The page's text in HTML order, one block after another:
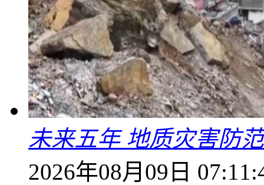
未来五年 地质灾害防
2026年08月09日